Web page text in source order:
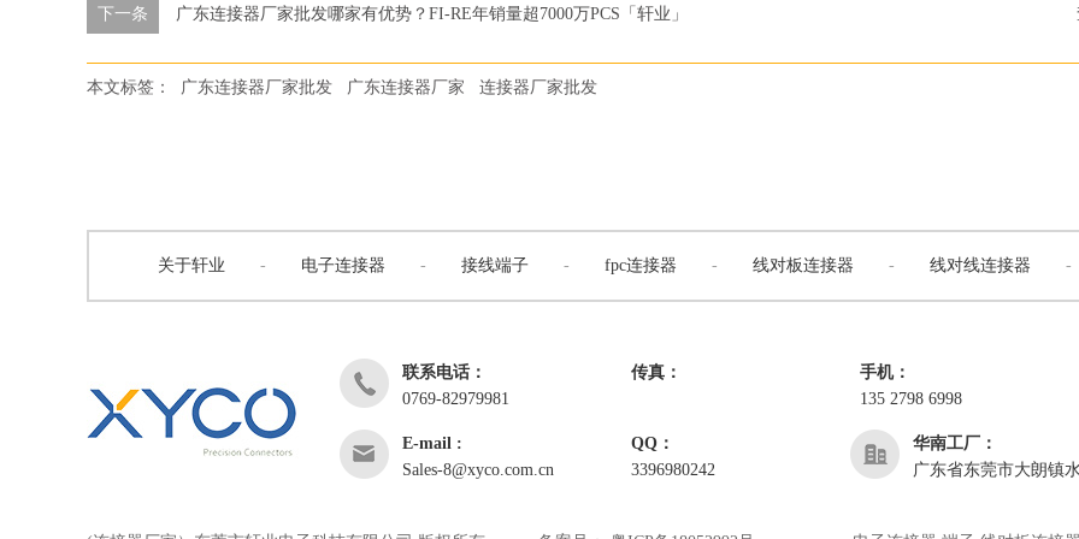
下一条 广东连接器厂家批发哪家有优势？FI-RE年销量超7000万PCS「轩业」
本文标签： 广东连接器厂家批发 广东连接器厂家 连接器厂家批发
关于轩业 - 电子连接器 - 接线端子 - fpc连接器 - 线对板连接器 - 线对线连接器 -
联系电话：
0769-82979981
传真：
手机：
135 2798 6998
E-mail :
Sales-8@xyco.com.cn
QQ：
3396980242
华南工厂：
广东省东莞市大朗镇